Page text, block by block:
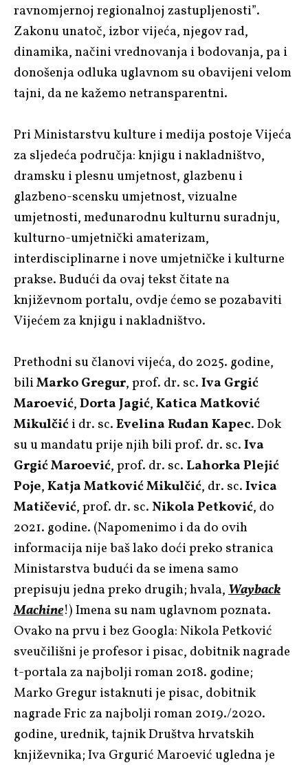
ravnomjernoj regionalnoj zastupljenosti”.
Zakonu unatoč, izbor vijeća, njegov rad,
dinamika, načini vrednovanja i bodovanja, pa i
donošenja odluka uglavnom su obavijeni velom
tajni, da ne kažemo netransparentni.
Pri Ministarstvu kulture i medija postoje Vijeća
za sljedeća područja: knjigu i nakladništvo,
dramsku i plesnu umjetnost, glazbenu i
glazbeno-scensku umjetnost, vizualne
umjetnosti, međunarodnu kulturnu suradnju,
kulturno-umjetnički amaterizam,
interdisciplinarne i nove umjetničke i kulturne
prakse. Budući da ovaj tekst čitate na
književnom portalu, ovdje ćemo se pozabaviti
Vijećem za knjigu i nakladništvo.
Prethodni su članovi vijeća, do 2025. godine,
biliMarko Gregur, prof. dr. sc.Iva Grgić
Maroević,Dorta Jagić,Katica Matković
Mikulčići dr. sc.Evelina Rudan Kapec. Dok
su u mandatu prije njih bili prof. dr. sc.Iva
Grgić Maroević, prof. dr. sc. Lahorka Plejić
Poje,Katja Matković Mikulčić, dr. sc.Ivica
Matičević, prof. dr. sc. Nikola Petković, do
2021. godine. (Napomenimo i da do ovih
informacija nije baš lako doći preko stranica
Ministarstva budući da se imena samo
prepisuju jedna preko drugih; hvala,Wayback
Machine!) Imena su nam uglavnom poznata.
Ovako na prvu i bez Googla: Nikola Petković
sveučilišni je profesor i pisac, dobitnik nagrade
t-portala za najbolji roman 2018. godine;
Marko Gregur istaknuti je pisac, dobitnik
nagrade Fric za najbolji roman 2019./2020.
godine, urednik, tajnik Društva hrvatskih
književnika; Iva Grgurić Maroević ugledna je